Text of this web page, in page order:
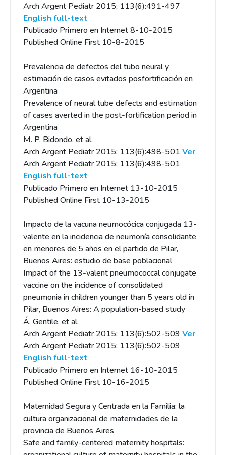
Arch Argent Pediatr 2015; 113(6):491-497
English full-text
Publicado Primero en Internet 8-10-2015
Published Online First 10-8-2015
Prevalencia de defectos del tubo neural y
estimación de casos evitados posfortificación en
Argentina
Prevalence of neural tube defects and estimation
of cases averted in the post-fortification period in
Argentina
M. P. Bidondo, et al.
Arch Argent Pediatr 2015; 113(6):498-501 Ver
Arch Argent Pediatr 2015; 113(6):498-501
English full-text
Publicado Primero en Internet 13-10-2015
Published Online First 10-13-2015
Impacto de la vacuna neumocócica conjugada 13-
valente en la incidencia de neumonía consolidante
en menores de 5 años en el partido de Pilar,
Buenos Aires: estudio de base poblacional
Impact of the 13-valent pneumococcal conjugate
vaccine on the incidence of consolidated
pneumonia in children younger than 5 years old in
Pilar, Buenos Aires: A population-based study
Á. Gentile, et al.
Arch Argent Pediatr 2015; 113(6):502-509 Ver
Arch Argent Pediatr 2015; 113(6):502-509
English full-text
Publicado Primero en Internet 16-10-2015
Published Online First 10-16-2015
Maternidad Segura y Centrada en la Familia: la
cultura organizacional de maternidades de la
provincia de Buenos Aires
Safe and family-centered maternity hospitals: